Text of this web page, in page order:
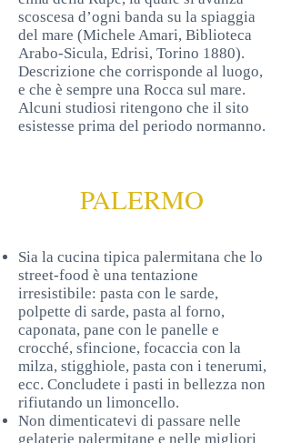
scoscesa d’ogni banda su la spiaggia
del mare (Michele Amari, Biblioteca
Arabo-Sicula, Edrisi, Torino 1880).
Descrizione che corrisponde al luogo,
e che è sempre una Rocca sul mare.
Alcuni studiosi ritengono che il sito
esistesse prima del periodo normanno.
Sia la cucina tipica palermitana che lo
street-food è una tentazione
irresistibile: pasta con le sarde,
polpette di sarde, pasta al forno,
caponata, pane con le panelle e
crocché, sfincione, focaccia con la
milza, stigghiole, pasta con i tenerumi,
ecc. Concludete i pasti in bellezza non
rifiutando un limoncello.
Non dimenticatevi di passare nelle
gelaterie palermitane e nelle migliori
PALERMO